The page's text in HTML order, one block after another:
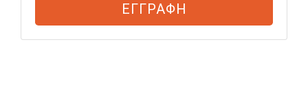
ΕΓΓΡΑΦΗ